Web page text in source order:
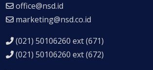
office@nsd.id
marketing@nsd.co.id
(021) 50106260 ext (671)
(021) 50106260 ext (672)